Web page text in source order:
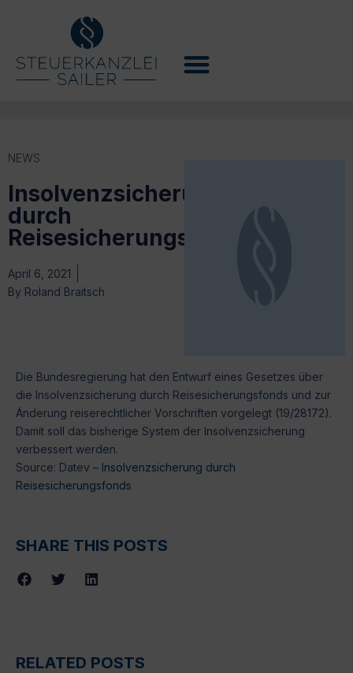
NEWS
Insolvenzsicherung
durch
Reisesicherungsfonds
April 6, 2021
By Roland Braitsch
Die Bundesregierung hat den Entwurf eines Gesetzes über
die Insolvenzsicherung durch Reisesicherungsfonds und zur
Änderung reiserechtlicher Vorschriften vorgelegt (19/28172).
Damit soll das bisherige System der Insolvenzsicherung
verbessert werden.
Source: Datev – Insolvenzsicherung durch
Reisesicherungsfonds
SHARE THIS POSTS
RELATED POSTS